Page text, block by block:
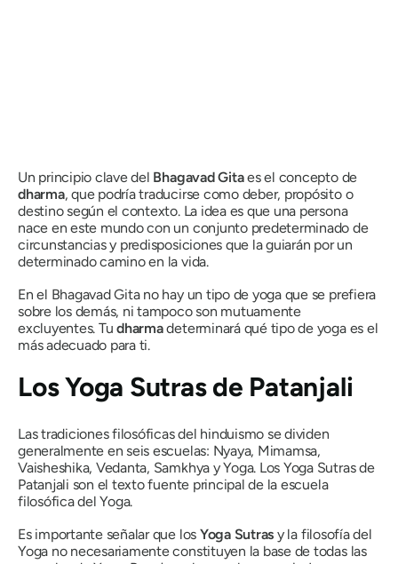
Un principio clave del Bhagavad Gitaes el concepto de
dharma,que podría traducirse como deber, propósito o
destino según el contexto. La idea es que una persona
nace en este mundo con un conjunto predeterminado de
circunstancias y predisposiciones que la guiarán por un
determinado camino en la vida.
En el Bhagavad Gita no hay un tipo de yoga que se prefiera
sobre los demás, ni tampoco son mutuamente
excluyentes. Tudharmadeterminará qué tipo de yoga es el
más adecuado para ti.
Los Yoga Sutras de Patanjali
Las tradiciones filosóficas del hinduismo se dividen
generalmente en seis escuelas: Nyaya, Mimamsa,
Vaisheshika, Vedanta, Samkhya y Yoga. Los Yoga Sutras de
Patanjali son el texto fuente principal de la escuela
filosófica del Yoga.
Es importante señalar que los Yoga Sutras y la filosofía del
Yoga no necesariamente constituyen la base de todas las